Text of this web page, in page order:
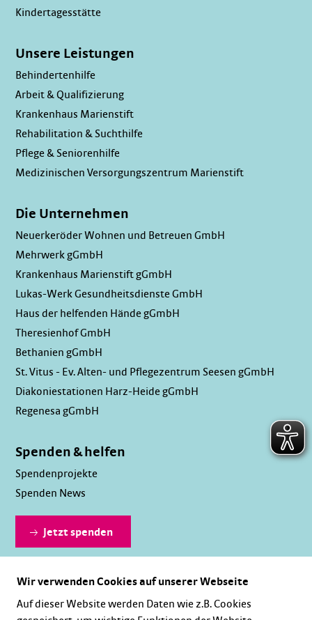
Kindertagesstätte
Unsere Leistungen
Behindertenhilfe
Arbeit & Qualifizierung
Krankenhaus Marienstift
Rehabilitation & Suchthilfe
Pflege & Seniorenhilfe
Medizinischen Versorgungszentrum Marienstift
Die Unternehmen
Neuerkeröder Wohnen und Betreuen GmbH
Mehrwerk gGmbH
Krankenhaus Marienstift gGmbH
Lukas-Werk Gesundheitsdienste GmbH
Haus der helfenden Hände gGmbH
Theresienhof GmbH
Bethanien gGmbH
St. Vitus - Ev. Alten- und Pflegezentrum Seesen gGmbH
Diakoniestationen Harz-Heide gGmbH
Regenesa gGmbH
Spenden & helfen
Spendenprojekte
Spenden News
Jetzt spenden
Dauerhaft spenden
Wir verwenden Cookies auf unserer Webseite
Auf dieser Website werden Daten wie z.B. Cookies